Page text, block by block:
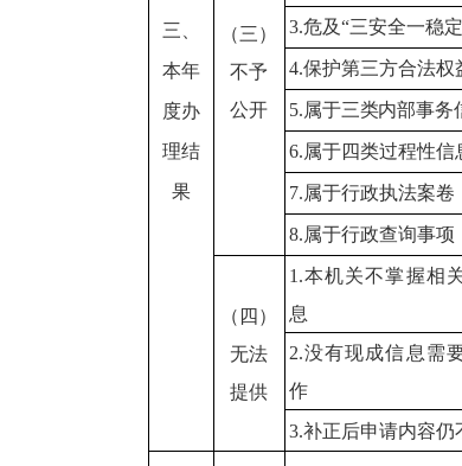
三、
本年
度办
理结
果
（三）
不予
公开
3.危及“三安全一稳
4.保护第三方合法权
5.属于三类内部事务
6.属于四类过程性信
7.属于行政执法案卷
8.属于行政查询事项
（四）
无法
提供
1.本机关不掌握相
息
2.没有现成信息需
作
3.补正后申请内容仍